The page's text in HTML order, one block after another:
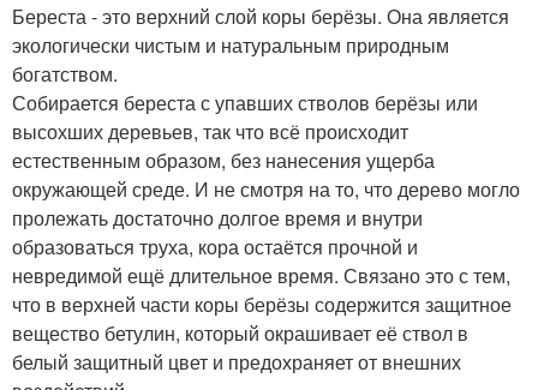
Береста - это верхний слой коры берёзы. Она является
экологически чистым и натуральным природным
богатством.
Собирается береста с упавших стволов берёзы или
высохших деревьев, так что всё происходит
естественным образом, без нанесения ущерба
окружающей среде. И не смотря на то, что дерево могло
пролежать достаточно долгое время и внутри
образоваться труха, кора остаётся прочной и
невредимой ещё длительное время. Связано это с тем,
что в верхней части коры берёзы содержится защитное
вещество бетулин, который окрашивает её ствол в
белый защитный цвет и предохраняет от внешних